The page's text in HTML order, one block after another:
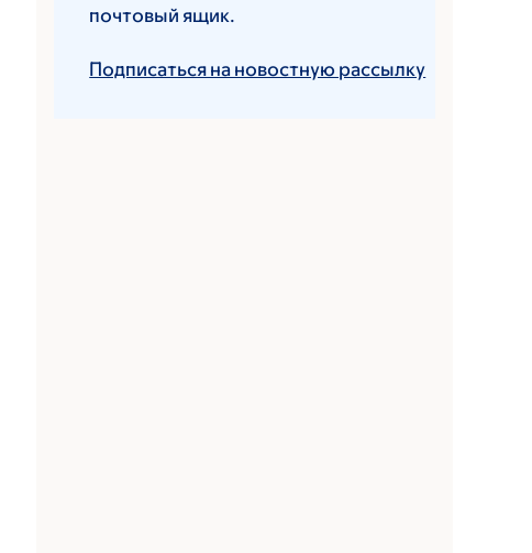
почтовый ящик.
Подписаться на новостную рассылку